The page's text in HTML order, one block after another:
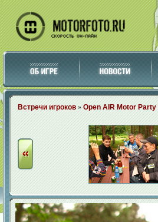
Встречи игроков » Open AIR Motor Party